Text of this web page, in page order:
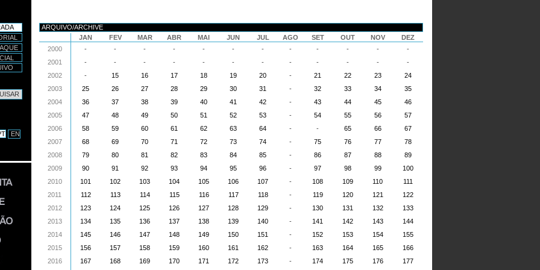
EN
ARQUIVO/ARCHIVE
JAN
FEV MAR ABR MAI JUN JUL AGO SET OUT NOV
DEZ
2000
- - - - - - - - - - -
-
2001
- - - - - - - - - - -
-
2002
- 15 16 17 18 19 20 - 21 22 23
24
2003
25 26 27 28 29 30 31 - 32 33 34
35
2004
36 37 38 39 40 41 42 - 43 44 45
46
2005
47 48 49 50 51 52 53 - 54 55 56
57
2006
58 59 60 61 62 63 64 - - 65 66
67
2007
68 69 70 71 72 73 74 - 75 76 77
78
2008
79 80 81 82 83 84 85 - 86 87 88
89
2009
90 91 92 93 94 95 96 - 97 98 99
100
2010
101 102 103 104 105 106 107 - 108 109 110
111
2011
112 113 114 115 116 117 118 - 119 120 121
122
2012
123 124 125 126 127 128 129 - 130 131 132
133
2013
134 135 136 137 138 139 140 - 141 142 143
144
2014
145 146 147 148 149 150 151 - 152 153 154
155
2015
156 157 158 159 160 161 162 - 163 164 165
166
2016
167 168 169 170 171 172 173 - 174 175 176
177